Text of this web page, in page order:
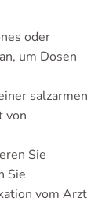
oder
um Dosen
salzarmen
von
Sie
Sie
vom Arzt